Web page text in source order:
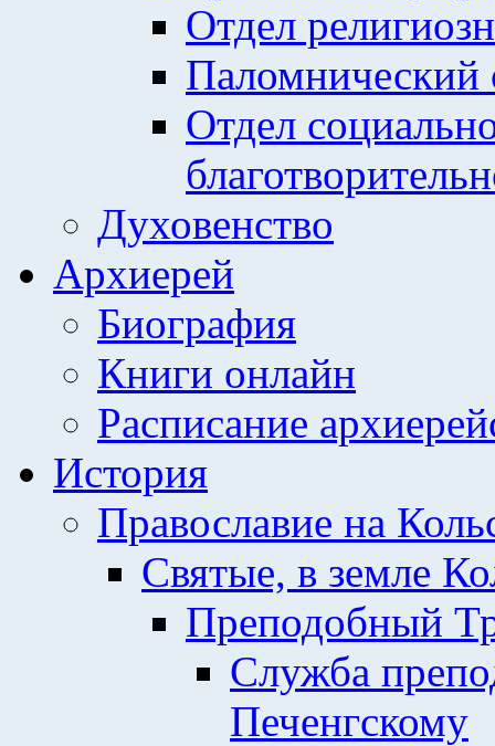
Отдел
Паломнический
Отдел
Духовенство
Архиерей
Биография
Книги онлайн
Расписание
История
Православие на
Святые, в земле
Преподобный
Служба
Печенгскому